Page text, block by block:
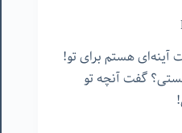
هستم برای تو!
گفت آنچه تو